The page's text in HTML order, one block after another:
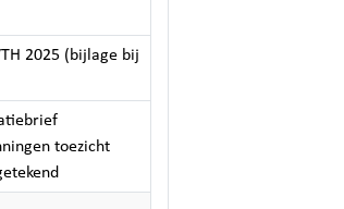
2025 (bijlage bij
toezicht